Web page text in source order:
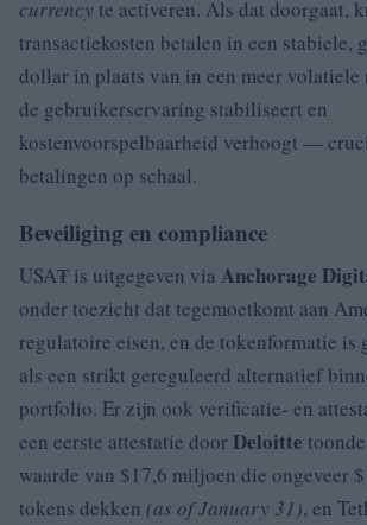
currency te activeren. Als dat doorgaat,
transactiekosten betalen in een stabiele,
dollar in plaats van in een meer volatiele
de gebruikerservaring stabiliseert en
kostenvoorspelbaarheid verhoogt —
betalingen op schaal.
Beveiliging en compliance
USA₮ is uitgegeven via Anchorage
onder toezicht dat tegemoetkomt aan
regulatoire eisen, en de tokenformatie is
als een strikt gereguleerd alternatief
portfolio. Er zijn ook verificatie- en
een eerste attestatie doorDeloitte
waarde van $17,6 miljoen die ongeveer
tokens dekken (as of January 31), en